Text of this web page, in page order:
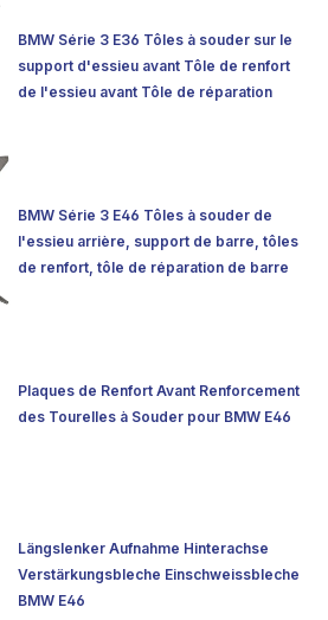
BMW Série 3 E36 Tôles à souder sur le
support d'essieu avant Tôle de renfort
de l'essieu avant Tôle de réparation
BMW Série 3 E46 Tôles à souder de
l'essieu arrière, support de barre, tôles
de renfort, tôle de réparation de barre
Plaques de Renfort Avant Renforcement
des Tourelles à Souder pour BMW E46
Längslenker Aufnahme Hinterachse
Verstärkungsbleche Einschweissbleche
BMW E46